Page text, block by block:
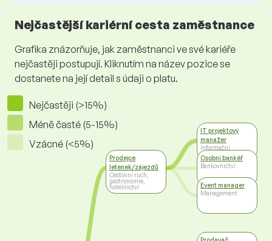
Nejčastější kariérní cesta zaměstnance
Grafika znázorňuje, jak zaměstnanci ve své kariéře
nejčastěji postupují. Kliknutím na název pozice se
dostanete na její detail s údaji o platu.
Nejčastěji (>15%)
Méně časté (5-15%)
Vzácné (<5%)
Prodejce
letenek/zájezdů
Cestovní ruch,
gastronomie,
hotelnictví
IT projektový
manažer
Informační
technologie
Osobní bankéř
Bankovnictví
Event manager
Management